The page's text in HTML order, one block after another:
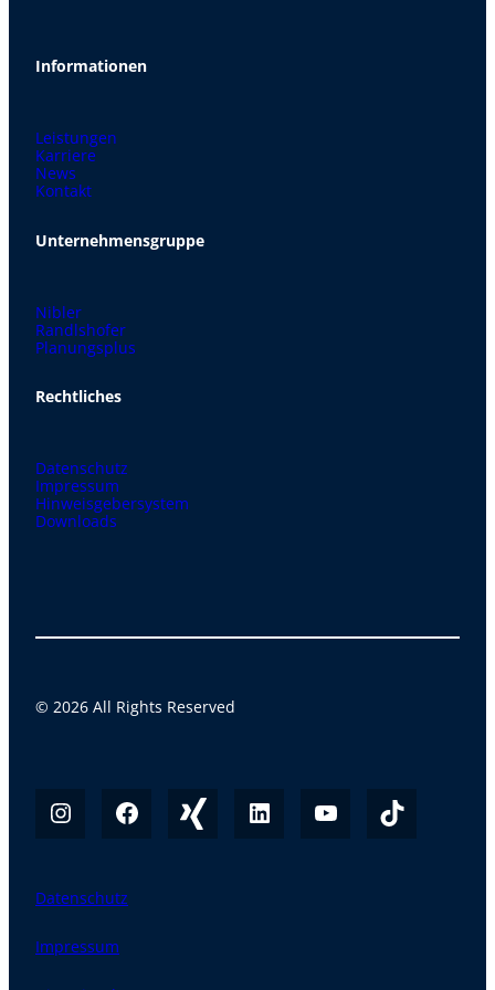
Informationen
Leistungen
Karriere
News
Kontakt
Unternehmensgruppe
Nibler
Randlshofer
Planungsplus
Rechtliches
Datenschutz
Impressum
Hinweisgebersystem
Downloads
© 2026 All Rights Reserved
Datenschutz
Impressum